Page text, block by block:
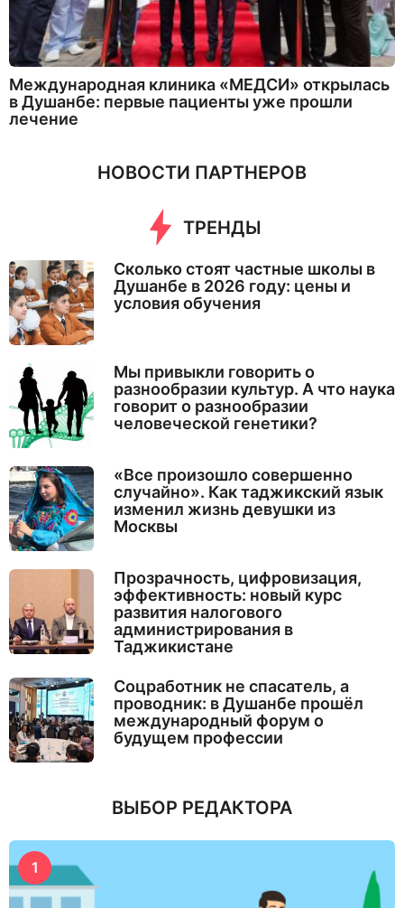
Международная клиника «МЕДСИ» открылась
в Душанбе: первые пациенты уже прошли
лечение
НОВОСТИ ПАРТНЕРОВ
ТРЕНДЫ
Сколько стоят частные школы в
Душанбе в 2026 году: цены и
условия обучения
Мы привыкли говорить о
разнообразии культур. А что наука
говорит о разнообразии
человеческой генетики?
«Все произошло совершенно
случайно». Как таджикский язык
изменил жизнь девушки из
Москвы
Прозрачность, цифровизация,
эффективность: новый курс
развития налогового
администрирования в
Таджикистане
Соцработник не спасатель, а
проводник: в Душанбе прошёл
международный форум о
будущем профессии
ВЫБОР РЕДАКТОРА
1